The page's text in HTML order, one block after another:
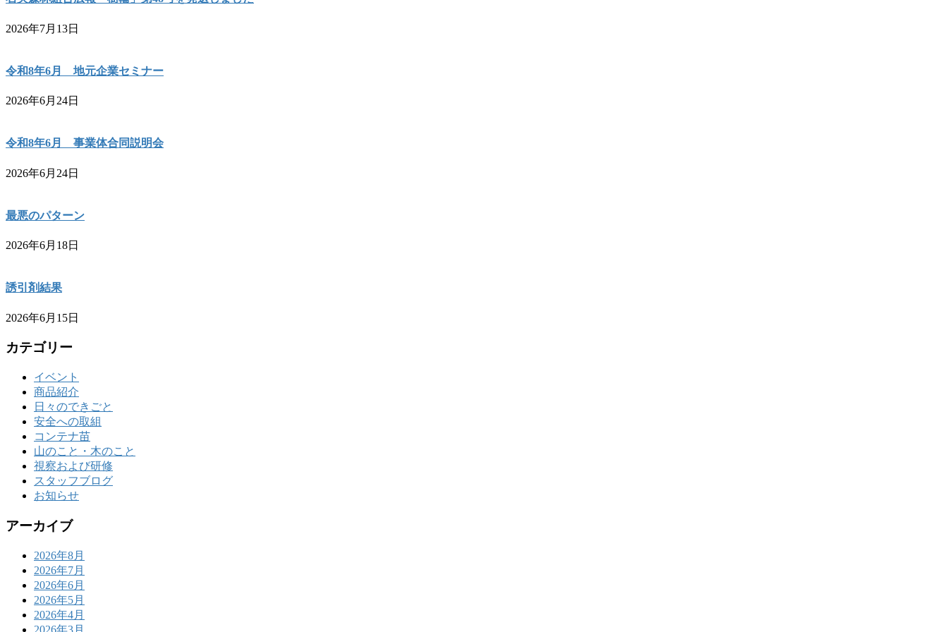
2026年7月13日
令和8年6月 地元企業セミナー
2026年6月24日
令和8年6月 事業体合同説明会
2026年6月24日
最悪のパターン
2026年6月18日
誘引剤結果
2026年6月15日
カテゴリー
イベント
商品紹介
日々のできごと
安全への取組
コンテナ苗
山のこと・木のこと
視察および研修
スタッフブログ
お知らせ
アーカイブ
2026年8月
2026年7月
2026年6月
2026年5月
2026年4月
2026年3月